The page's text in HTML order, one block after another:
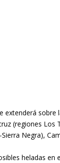
sobre
(regiones Los
Negra),
heladas en